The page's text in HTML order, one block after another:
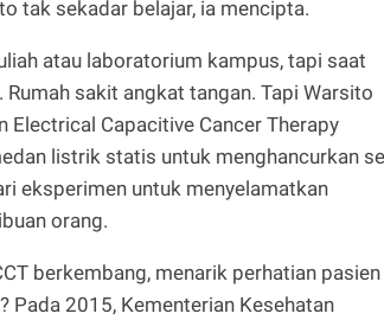
tak sekadar belajar, ia mencipta.
atau laboratorium kampus, tapi saat
sakit angkat tangan. Tapi Warsito
Capacitive Cancer Therapy
listrik statis untuk menghancurkan
eksperimen untuk menyelamatkan
orang.
berkembang, menarik perhatian pasien
Pada 2015, Kementerian Kesehatan